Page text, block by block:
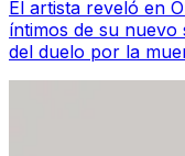
El artista reveló en
íntimos de su
del duelo por la